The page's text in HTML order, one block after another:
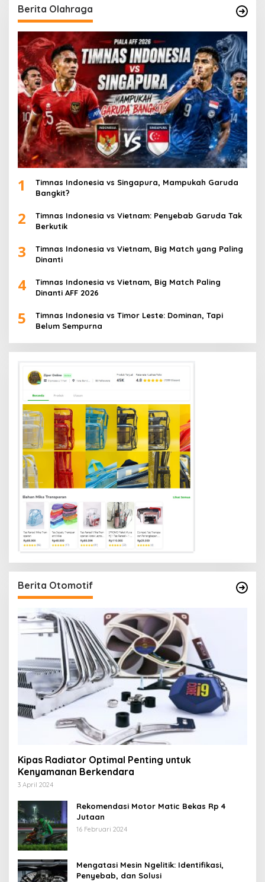
Berita Olahraga
1
Timnas Indonesia vs Singapura, Mampukah Garuda
Bangkit?
2
Timnas Indonesia vs Vietnam: Penyebab Garuda Tak
Berkutik
3
Timnas Indonesia vs Vietnam, Big Match yang Paling
Dinanti
4
Timnas Indonesia vs Vietnam, Big Match Paling
Dinanti AFF 2026
5
Timnas Indonesia vs Timor Leste: Dominan, Tapi
Belum Sempurna
Berita Otomotif
Kipas Radiator Optimal Penting untuk
Kenyamanan Berkendara
3 April 2024
Rekomendasi Motor Matic Bekas Rp 4
Jutaan
16 Februari 2024
Mengatasi Mesin Ngelitik: Identifikasi,
Penyebab, dan Solusi